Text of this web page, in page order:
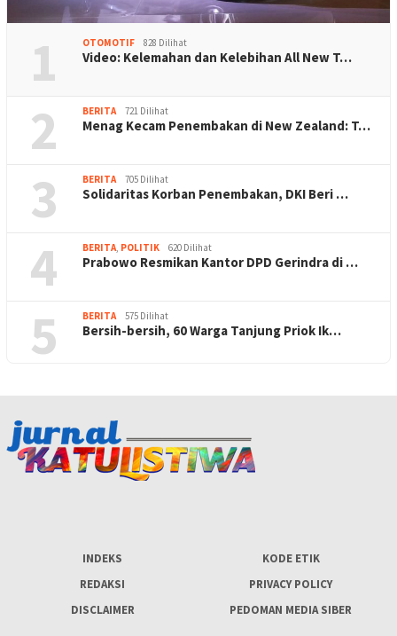
1 OTOMOTIF 828 Dilihat
Video: Kelemahan dan Kelebihan All New T…
2 BERITA 721 Dilihat
Menag Kecam Penembakan di New Zealand: T…
3 BERITA 705 Dilihat
Solidaritas Korban Penembakan, DKI Beri …
4 BERITA, POLITIK 620 Dilihat
Prabowo Resmikan Kantor DPD Gerindra di …
5 BERITA 575 Dilihat
Bersih-bersih, 60 Warga Tanjung Priok Ik…
INDEKS
KODE ETIK
REDAKSI
PRIVACY POLICY
DISCLAIMER
PEDOMAN MEDIA SIBER